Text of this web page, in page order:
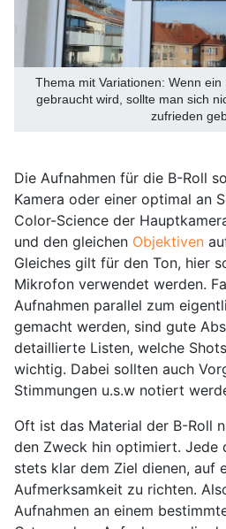
Thema mit Variationen: Wenn
gebraucht wird, sollte man sich
zufrieden
Die Aufnahmen für die B-Roll
Kamera oder einer optimal an
Color-Science der
und den gleichen Objektiven
Gleiches gilt für den Ton, hier
Mikrofon verwendet werden.
Aufnahmen parallel zum
gemacht werden, sind gute
detaillierte Listen, welche
wichtig. Dabei sollten auch
Stimmungen u.s.w notiert
Oft ist das Material der B-Roll
den Zweck hin optimiert. Jede
stets klar dem Ziel dienen, auf
Aufmerksamkeit zu richten.
Aufnahmen an einem